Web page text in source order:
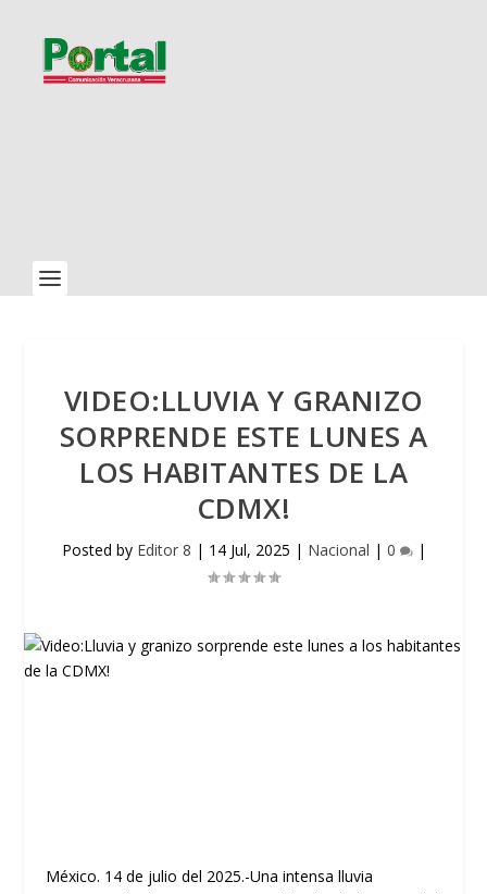
VIDEO:LLUVIA Y GRANIZO
SORPRENDE ESTE LUNES A
LOS HABITANTES DE LA
CDMX!
Posted by Editor 8 | 14 Jul, 2025 | Nacional | 0 |
México. 14 de julio del 2025.-Una intensa lluvia